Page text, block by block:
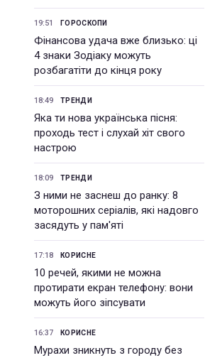
19:51 ГОРОСКОПИ
Фінансова удача вже близько: ці
4 знаки Зодіаку можуть
розбагатіти до кінця року
18:49 ТРЕНДИ
Яка ти нова українська пісня:
проходь тест і слухай хіт свого
настрою
18:09 ТРЕНДИ
З ними не заснеш до ранку: 8
моторошних серіалів, які надовго
засядуть у пам'яті
17:18 КОРИСНЕ
10 речей, якими не можна
протирати екран телефону: вони
можуть його зіпсувати
16:37 КОРИСНЕ
Мурахи зникнуть з городу без